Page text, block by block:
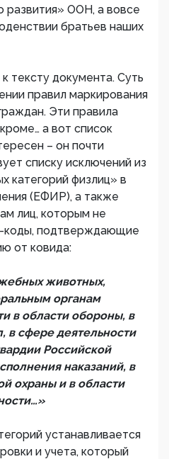
развития» ООН, а вовсе
братьев наших
тексту документа. Суть
правил маркирования
Эти правила
а вот список
– он почти
списку исключений из
категорий физлиц» в
(ЕФИР), а также
лиц, которым не
коды, подтверждающие
от ковида:
животных,
органам
в области обороны, в
в сфере деятельности
Российской
наказаний, в
охраны и в области
устанавливается
и учета, который